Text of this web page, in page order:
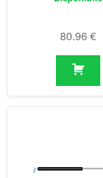
80.96 €